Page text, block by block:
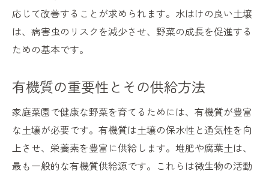
応じて改善することが求められます。水はけの良い土壌
は、病害虫のリスクを減少させ、野菜の成長を促進する
ための基本です。
有機質の重要性とその供給方法
家庭菜園で健康な野菜を育てるためには、有機質が豊富
な土壌が必要です。有機質は土壌の保水性と通気性を向
上させ、栄養素を豊富に供給します。堆肥や腐葉土は、
最も一般的な有機質供給源です。これらは微生物の活動